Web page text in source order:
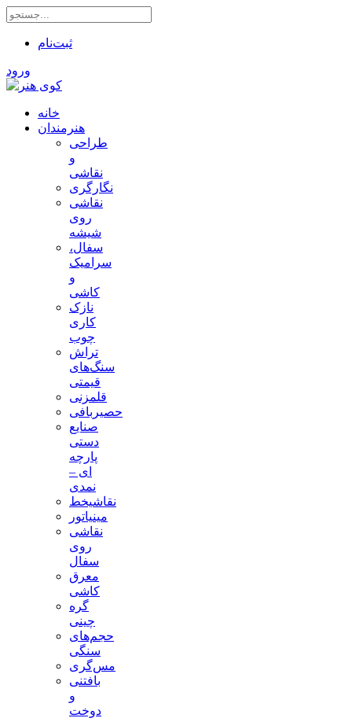
ثبت‌نام
ورود
خانه
هنرمندان
طراحی
و
نقاشی
نگارگری
نقاشی
روی
شیشه
سفال،
سرامیک
و
کاشی
نازک
کاری
چوب
تراش
سنگ‌های
قیمتی
قلمزنی
حصیربافی
صنایع
دستی
پارچه
ای –
نمدی
نقاشیخط
مینیاتور
نقاشی
روی
سفال
معرق
کاشی
گره
چینی
حجم‌های
سنگی
مس‌گری
بافتنی‌
و
دوخت